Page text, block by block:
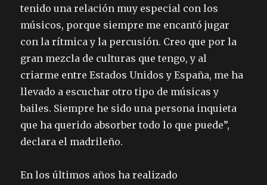
tenido una relación muy especial con los
músicos, porque siempre me encantó jugar
con la rítmica y la percusión. Creo que por la
gran mezcla de culturas que tengo, y al
criarme entre Estados Unidos y España, me ha
llevado a escuchar otro tipo de músicas y
bailes. Siempre he sido una persona inquieta
que ha querido absorber todo lo que puede”,
declara el madrileño.
En los últimos años ha realizado